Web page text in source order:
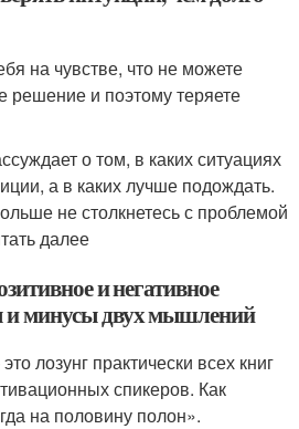
на чувстве, что не можете
решение и поэтому теряете
о том, в каких ситуациях
а в каких лучше подождать.
не столкнетесь с проблемой
далее
и негативное
минусы двух мышлений
лозунг практически всех книг
спикеров. Как
на половину полон».